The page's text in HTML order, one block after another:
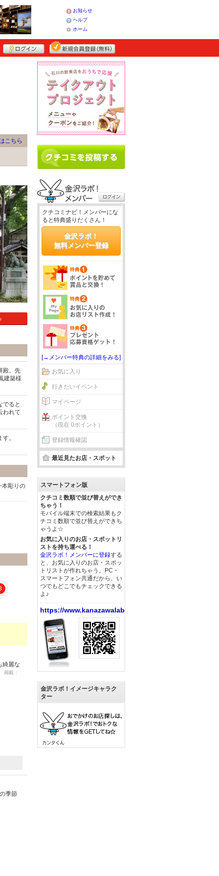
お知らせ
ヘルプ
ホーム
こちら
殿。先
建築様
でると
われて
。
本彫りの
綺麗な
掲載：
季節
クチコミナビ！メンバーにな
ると特典盛りだくさん！
金沢ラボ！
無料メンバー登録
[→メンバー特典の詳細をみる]
お気に入り
行きたいイベント
マイページ
ポイント交換
（現在 0ポイント）
登録情報確認
最近見たお店・スポット
スマートフォン版
クチコミ数順で並び替えができ
ちゃう！
モバイル端末での検索結果もク
チコミ数順で並び替えができち
ゃうよ☆
お気に入りのお店・スポットリ
ストを持ち運べる！
金沢ラボ！メンバーに登録する
と、お気に入りのお店・スポッ
トリストが作れちゃう。PC・
スマートフォン共通だから、い
つでもどこでもチェックできる
よ♪
https://www.kanazawalabo.net/
金沢ラボ！イメージキャラク
ター